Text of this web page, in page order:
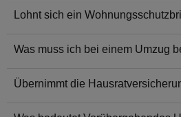
Lohnt sich ein
Was muss ich bei einem Umzug
Übernimmt die